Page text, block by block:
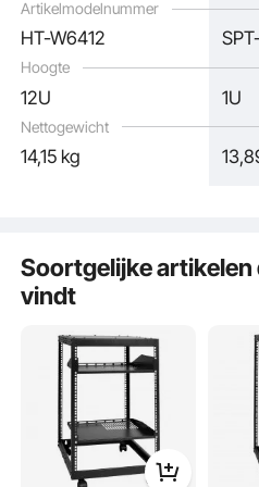
Artikelmodelnummer
Hoogte
Nettogewicht
HT-W6412
12U 1U
14,15 kg
Soortgelijke artikelen
vindt